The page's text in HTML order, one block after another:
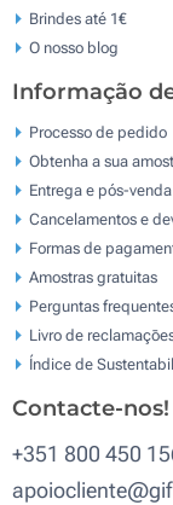
Brindes até 1€
O nosso blog
Informação
Processo de pedido
Obtenha a sua
Entrega e pós-venda
Cancelamentos e
Formas de
Amostras gratuitas
Perguntas
Livro de
Índice de
Contacte-nos!
+351 800 450